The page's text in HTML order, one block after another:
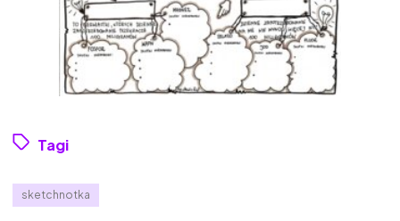
Tagi
sketchnotka